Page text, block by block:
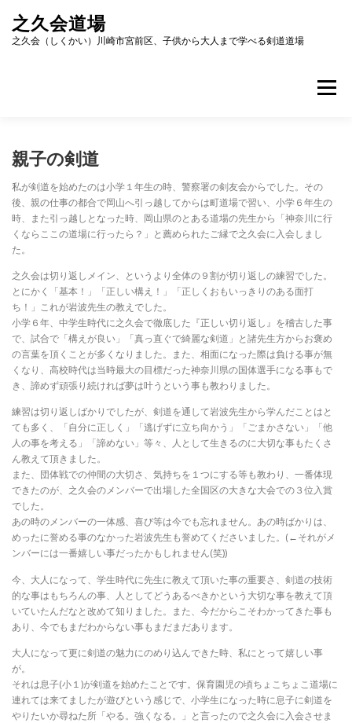
之久会道場
之久会（しくかい）川崎市宮前区、子供から大人まで学べる剣道道場
メニュー
会員募集 アクセス お問い合わせ
親子の剣道
私が剣道を始めたのは小学１年生の時、警察署の剣友会からでした。その
後、親の仕事の都合で岡山へ引っ越してからは町道場で習い、小学６年生の
時、また引っ越しとなった時、岡山県のとある道場の先生から「神奈川に行
くならここの道場に行ったら？」と薦められたご縁で之久会に入会しまし
た。
之久会は切り返しメイン、というより全体の９割が切り返しの練習でした。
とにかく「基本！」「正しい構え！」「正しくおもいっきりのある面打
ち！」これが岩波先生の教えでした。
小学６年、中学生時代に之久会で徹底した『正しい切り返し』を稽古した事
で、試合で「構えが良い」「真っ直ぐで綺麗な剣道」と諸先生方からお褒め
の言葉を頂くことが多くなりました。また、相面になった際は負ける事が無
くなり、高校時代は当時最大の目標だった神奈川県の国体選手になる事もで
き、諦めず頑張り続ければ夢は叶うという事も教わりました。
練習は切り返しばかりでしたが、剣道を通して岩波先生から学んだことはと
ても多く、「自分に正しく」「逃げずに立ち向かう」「ごまかさない」「他
人の事を考える」「諦めない」等々、人として生きるのに大切な事もたくさ
ん教えて頂きました。
また、団体戦での仲間の大切さ、気持ちを１つにする等も教わり、一番体現
できたのが、之久会のメンバーで出場した全国区の大きな大会での３位入賞
でした。
あの時のメンバーの一体感、喜び等は今でも忘れません。あの時ばかりは、
めったに誉める事のなかった岩波先生も誉めてくださいました。(←それがメ
ンバーには一番嬉しい事だったかもしれません(笑))
今、大人になって、学生時代に先生に教えて頂いた事の重要さ、剣道の技術
的な事はもちろんの事、人としてどうあるべきかという大切な事を教えて頂
いていたんだなと改めて知りました。また、今だからこそわかってきた事も
あり、今でもまだわからない事もまだまだあります。
大人になって更に剣道の魅力にのめり込んできた時、私にとって嬉しい事
が。
それは息子(小１)が剣道を始めたことです。保育園児の頃ちょこちょこ道場に
連れては来てましたが遊びという感じで、小学生になった時に息子に剣道を
やりたいか尋ねた所「やる。強くなる。」と言ったので之久会に入会させま